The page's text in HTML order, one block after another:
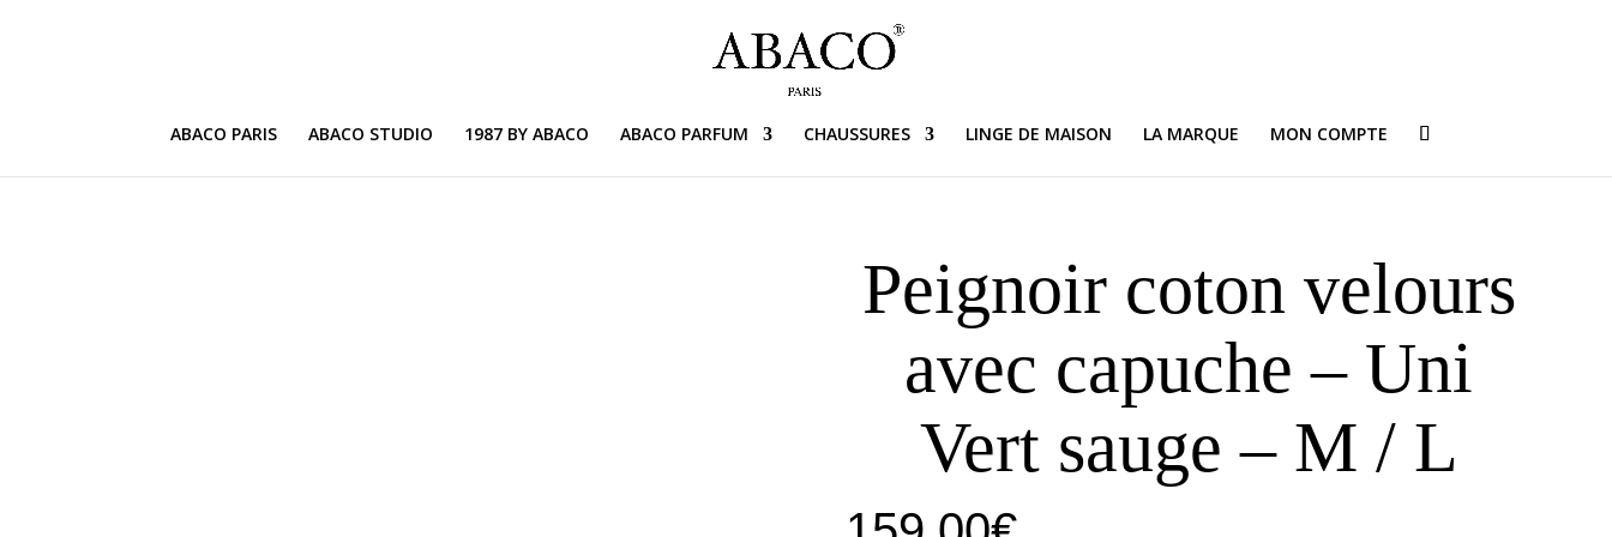
ABACO PARIS ABACO STUDIO 1987 BY ABACO ABACO PARFUM CHAUSSURES LINGE DE MAISON LA MARQUE MON COMPTE
Peignoir coton velours
avec capuche – Uni
Vert sauge – M / L